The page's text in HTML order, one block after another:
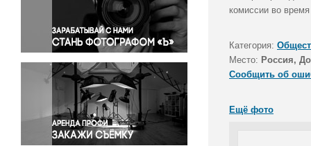
Правосудие
Происшествия и конфликты
Религия
Светская жизнь
Спорт
Экология
Экономика и бизнес
комиссии во
Категория:
Место: Россия,
Сообщить об
Ещё фото